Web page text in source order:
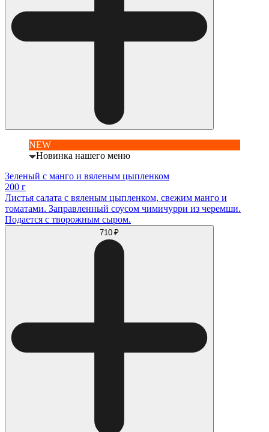
NEW
Новинка нашего меню
Зеленый с манго и вяленым цыпленком
200 г
Листья салата с вяленым цыпленком, свежим манго и
томатами. Заправленный соусом чимичурри из черемши.
Подается с творожным сыром.
710 ₽